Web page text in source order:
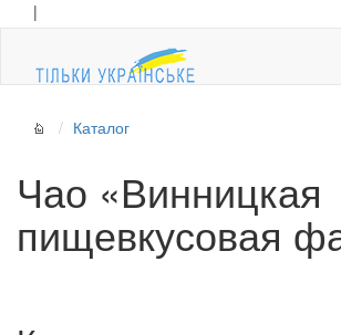
|
Каталог
Чао «Винницкая
пищевкусовая